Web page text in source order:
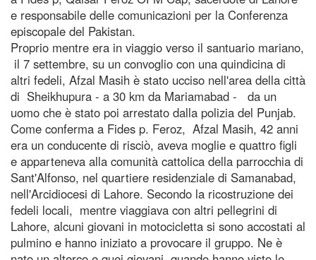
e responsabile delle comunicazioni per la Conferenza
episcopale del Pakistan.
Proprio mentre era in viaggio verso il santuario mariano,
il 7 settembre, su un convoglio con una quindicina di
altri fedeli, Afzal Masih è stato ucciso nell'area della città
di Sheikhupura - a 30 km da Mariamabad - da un
uomo che è stato poi arrestato dalla polizia del Punjab.
Come conferma a Fides p. Feroz, Afzal Masih, 42 anni
era un conducente di risciò, aveva moglie e quattro figli
e apparteneva alla comunità cattolica della parrocchia di
Sant'Alfonso, nel quartiere residenziale di Samanabad,
nell'Arcidiocesi di Lahore. Secondo la ricostruzione dei
fedeli locali, mentre viaggiava con altri pellegrini di
Lahore, alcuni giovani in motocicletta si sono accostati al
pulmino e hanno iniziato a provocare il gruppo. Ne è